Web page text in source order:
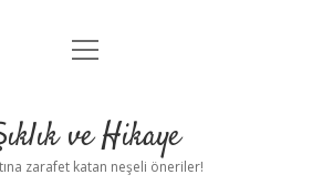
Anasayfa
Yasal Uyarı
menüyü
ve Hikaye
zarafet katan neşeli öneriler!